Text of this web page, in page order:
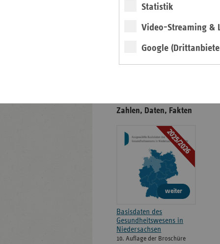
Statistik
Video-Streaming &
Google
weiteren
Informationen
Pressemitteilungen
Kontakt und Anfahrt
Veröffentlichungen
Zahlen, Daten, Fakten
2025/2026
weiter
Basisdaten des
Gesundheitswesens in
Niedersachsen
10. Auflage der Broschüre